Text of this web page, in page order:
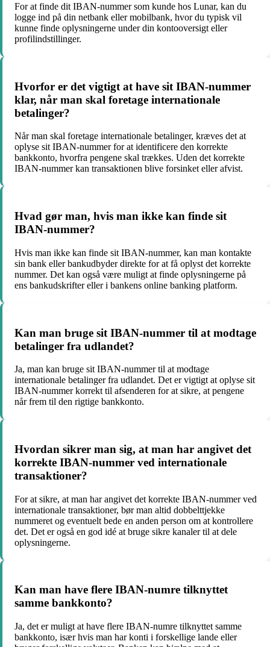
For at finde dit IBAN-nummer som kunde hos Lunar, kan du
logge ind på din netbank eller mobilbank, hvor du typisk vil
kunne finde oplysningerne under din kontooversigt eller
profilindstillinger.
Hvorfor er det vigtigt at have sit IBAN-nummer
klar, når man skal foretage internationale
betalinger?
Når man skal foretage internationale betalinger, kræves det at
oplyse sit IBAN-nummer for at identificere den korrekte
bankkonto, hvorfra pengene skal trækkes. Uden det korrekte
IBAN-nummer kan transaktionen blive forsinket eller afvist.
Hvad gør man, hvis man ikke kan finde sit
IBAN-nummer?
Hvis man ikke kan finde sit IBAN-nummer, kan man kontakte
sin bank eller bankudbyder direkte for at få oplyst det korrekte
nummer. Det kan også være muligt at finde oplysningerne på
ens bankudskrifter eller i bankens online banking platform.
Kan man bruge sit IBAN-nummer til at modtage
betalinger fra udlandet?
Ja, man kan bruge sit IBAN-nummer til at modtage
internationale betalinger fra udlandet. Det er vigtigt at oplyse sit
IBAN-nummer korrekt til afsenderen for at sikre, at pengene
når frem til den rigtige bankkonto.
Hvordan sikrer man sig, at man har angivet det
korrekte IBAN-nummer ved internationale
transaktioner?
For at sikre, at man har angivet det korrekte IBAN-nummer ved
internationale transaktioner, bør man altid dobbelttjekke
nummeret og eventuelt bede en anden person om at kontrollere
det. Det er også en god idé at bruge sikre kanaler til at dele
oplysningerne.
Kan man have flere IBAN-numre tilknyttet
samme bankkonto?
Ja, det er muligt at have flere IBAN-numre tilknyttet samme
bankkonto, især hvis man har konti i forskellige lande eller